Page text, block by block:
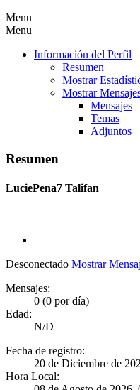
Menu
Menu
Información del Perfil
Resumen
Mostrar
Mostrar
Mensajes
Temas
Adjuntos
Resumen
LuciePena7 Talifan
Desconectado Mostrar
Mensajes:
0 (0 por día)
Edad:
N/D
Fecha de registro:
20 de Diciembre de
Hora Local: